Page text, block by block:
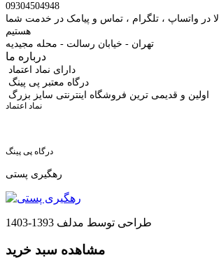
09304504948
در واتساپ ، تلگرام ، تماس و پیامک در خدمت شما
هستیم
تهران - خیابان رسالت - محله مجیدیه
درباره ما
دارای نماد اعتماد
درگاه معتبر پی پینگ
اولین و قدیمی ترین فروشگاه اینترنتی سایز بزرگ
نماد اعتماد
درگاه پی پینگ
رهگیری پستی
طراحی توسط مدلف 1393-1403
مشاهده سبد خرید